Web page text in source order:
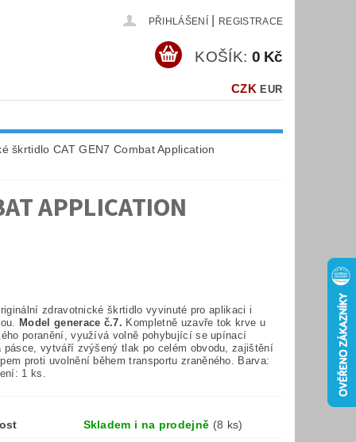
PŘIHLÁŠENÍ REGISTRACE
CZK EUR
KOŠÍK: 0 Kč
škrtidlo CAT GEN7 Combat Application
APPLICATION
zdravotnické škrtidlo vyvinuté pro aplikaci i
Model generace č.7. Kompletně uzavře tok krve u
poranění, využívá volně pohybující se upínací
pásce, vytváří zvýšený tlak po celém obvodu, zajištění
proti uvolnění během transportu zraněného. Barva:
1 ks.
Skladem i na prodejně (8 ks)